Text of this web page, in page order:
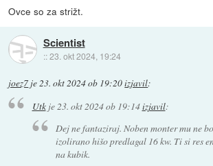
Ovce so za strižt.
Scientist
::23. okt 2024, 19:24
joez7 je23. okt 2024 ob 19:20izjavil:
Utkje 23. okt 2024 ob 19:14izjavil:
Dej ne fantaziraj. Noben monter mu ne
izolirano hišo predlagal 16 kw. Ti si res
na kubik.